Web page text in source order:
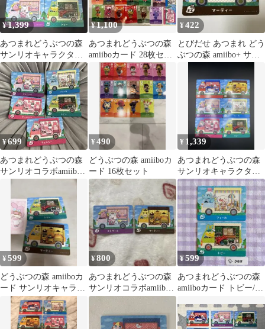
¥1,399
あつまれどうぶつの森
サンリオキャラクター
ズ amiibo 6種コンプセ
ット
¥1,100
あつまれどうぶつの森
amiiboカード 28枚セッ
¥422
とびだせ あつまれ どう
ぶつの森 amiibo+ サン
¥699
あつまれどうぶつの森
サンリオコラボamiibo
¥490
どうぶつの森 amiiboカ
ード 16枚セット
¥ 1,339
あつまれどうぶつの森
サンリオキャラクター
ズ amiibo 6種コンプセ
ット
¥599
どうぶつの森 amiiboカ
ード サンリオキャラク
ターズ 2枚セット
¥800
あつまれどうぶつの森
サンリオコラボamiibo
カード
¥599
あつまれどうぶつの森
amiiboカード トビー/フ